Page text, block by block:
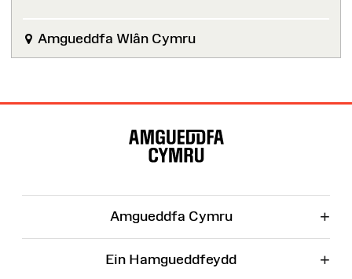
Amgueddfa Wlân Cymru
Amgueddfa Cymru +
Ein Hamgueddfeydd +